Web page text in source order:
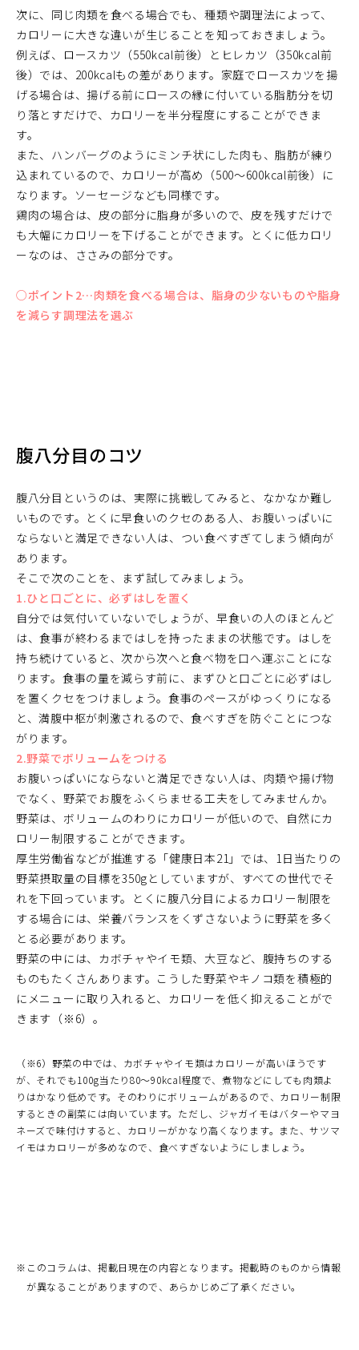
次に、同じ肉類を食べる場合でも、種類や調理法によって、
カロリーに大きな違いが生じることを知っておきましょう。
例えば、ロースカツ（550kcal前後）とヒレカツ（350kcal前
後）では、200kcalもの差があります。家庭でロースカツを揚
げる場合は、揚げる前にロースの縁に付いている脂肪分を切
り落とすだけで、カロリーを半分程度にすることができま
す。
また、ハンバーグのようにミンチ状にした肉も、脂肪が練り
込まれているので、カロリーが高め（500～600kcal前後）に
なります。ソーセージなども同様です。
鶏肉の場合は、皮の部分に脂身が多いので、皮を残すだけで
も大幅にカロリーを下げることができます。とくに低カロリ
ーなのは、ささみの部分です。
○ポイント2…肉類を食べる場合は、脂身の少ないものや脂身
を減らす調理法を選ぶ
腹八分目のコツ
腹八分目というのは、実際に挑戦してみると、なかなか難し
いものです。とくに早食いのクセのある人、お腹いっぱいに
ならないと満足できない人は、つい食べすぎてしまう傾向が
あります。
そこで次のことを、まず試してみましょう。
1.ひと口ごとに、必ずはしを置く
自分では気付いていないでしょうが、早食いの人のほとんど
は、食事が終わるまではしを持ったままの状態です。はしを
持ち続けていると、次から次へと食べ物を口へ運ぶことにな
ります。食事の量を減らす前に、まずひと口ごとに必ずはし
を置くクセをつけましょう。食事のペースがゆっくりになる
と、満腹中枢が刺激されるので、食べすぎを防ぐことにつな
がります。
2.野菜でボリュームをつける
お腹いっぱいにならないと満足できない人は、肉類や揚げ物
でなく、野菜でお腹をふくらませる工夫をしてみませんか。
野菜は、ボリュームのわりにカロリーが低いので、自然にカ
ロリー制限することができます。
厚生労働省などが推進する「健康日本21」では、1日当たりの
野菜摂取量の目標を350gとしていますが、すべての世代でそ
れを下回っています。とくに腹八分目によるカロリー制限を
する場合には、栄養バランスをくずさないように野菜を多く
とる必要があります。
野菜の中には、カボチャやイモ類、大豆など、腹持ちのする
ものもたくさんあります。こうした野菜やキノコ類を積極的
にメニューに取り入れると、カロリーを低く抑えることがで
きます（※6）。
（※6）野菜の中では、カボチャやイモ類はカロリーが高いほうです
が、それでも100g当たり80～90kcal程度で、煮物などにしても肉類よ
りはかなり低めです。そのわりにボリュームがあるので、カロリー制限
するときの副菜には向いています。ただし、ジャガイモはバターやマヨ
ネーズで味付けすると、カロリーがかなり高くなります。また、サツマ
イモはカロリーが多めなので、食べすぎないようにしましょう。
※ このコラムは、掲載日現在の内容となります。掲載時のものから情報
が異なることがありますので、あらかじめご了承ください。